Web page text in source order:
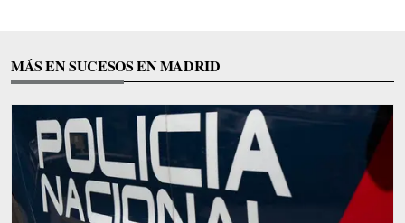
MÁS EN SUCESOS EN MADRID